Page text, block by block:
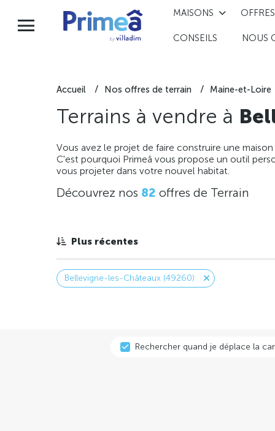
MAISONS OFFRES
CONSEILS NOUS
Accueil Nos offres de terrain Maine-et-Loire
Terrains à vendre à
Vous avez le projet de faire construire une
C'est pourquoi Primeâ vous propose un outil
vous projeter dans votre nouvel habitat.
Découvrez nos 82 offres de Terrain
Plus récentes
Bellevigne-les-Châteaux (49260)
Rechercher quand je déplace la